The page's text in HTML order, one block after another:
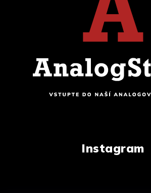
Instagram